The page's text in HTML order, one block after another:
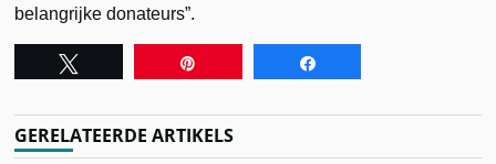
belangrijke donateurs”.
GERELATEERDE ARTIKELS